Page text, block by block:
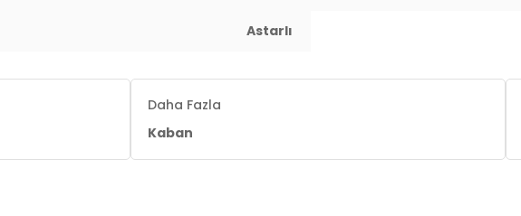
Astarlı
Daha Fazla
Kaban